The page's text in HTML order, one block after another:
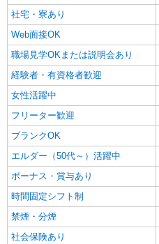
社宅・寮あり
Web面接OK
職場見学OKまたは説明会あり
経験者・有資格者歓迎
女性活躍中
フリーター歓迎
ブランクOK
エルダー（50代～）活躍中
ボーナス・賞与あり
時間固定シフト制
禁煙・分煙
社会保険あり